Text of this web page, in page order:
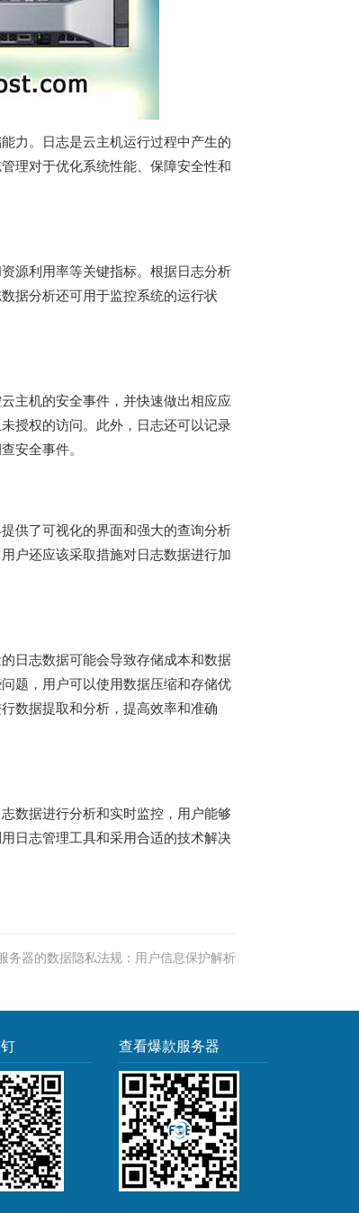
力。日志是云主机运行过程中产生的
理对于优化系统性能、保障安全性和
源利用率等关键指标。根据日志分析
据分析还可用于监控系统的运行状
主机的安全事件，并快速做出相应应
授权的访问。此外，日志还可以记录
安全事件。
供了可视化的界面和强大的查询分析
户还应该采取措施对日志数据进行加
日志数据可能会导致存储成本和数据
题，用户可以使用数据压缩和存储优
数据提取和分析，提高效率和准确
数据进行分析和实时监控，用户能够
日志管理工具和采用合适的技术解决
务器的数据隐私法规：用户信息保护解析
查看爆款服务器